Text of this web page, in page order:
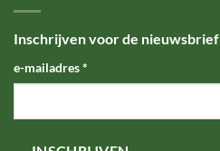
Inschrijven voor de nieuwsbrief
e-mailadres*